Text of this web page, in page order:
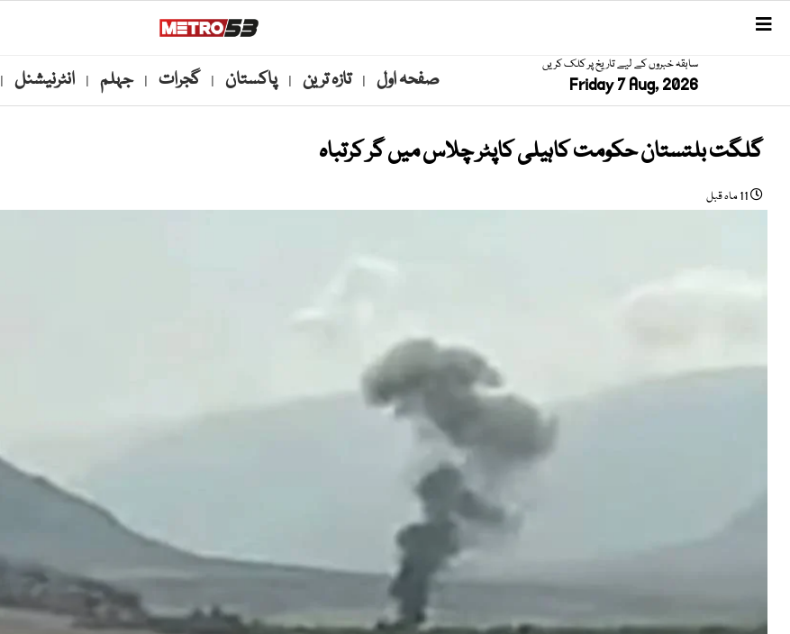
سابقہ خبروں کے لیے تاریخ پر کلک کریں
Friday 7 Aug, 2026 صفحہ اول | تازہ ترین | پاکستان | گجرات | جہلم | انٹرنیشنل |
گلگت بلتستان حکومت کاہیلی کاپٹر چلاس میں گر کرتباہ
11 ماہ قبل